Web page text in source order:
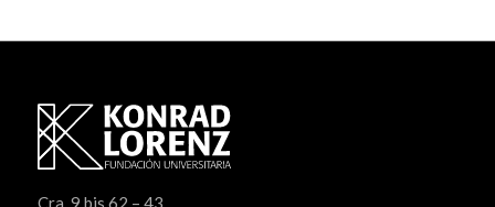
Cra. 9 bis 62 – 43